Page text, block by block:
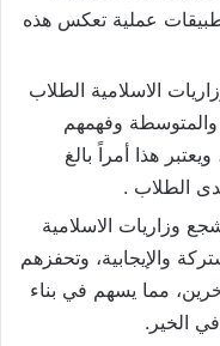
عملية تعكس هذه
الاسلامية الطلاب
والمتوسطة وفهمهم
هذا أمراً بالغ
لدى الطلاب .
وزاريات الاسلامية
والإيجابية، وتحفزهم
مما يسهم في بناء
الخير.